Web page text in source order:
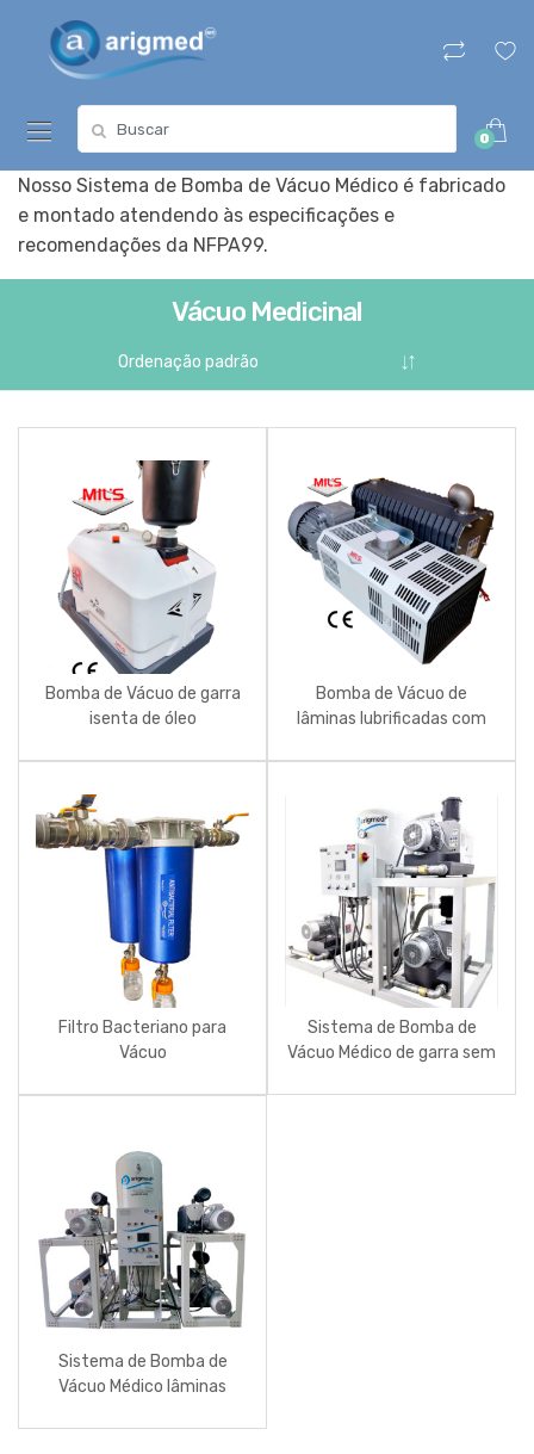
navigation
content
for:
0
Nosso Sistema de Bomba de Vácuo Médico é fabricado
e montado atendendo às especificações e
recomendações da NFPA99.
Vácuo Medicinal
Bomba de Vácuo de garra
isenta de óleo
Bomba de Vácuo de
lâminas lubrificadas com
Filtro Bacteriano para
Vácuo
Sistema de Bomba de
Vácuo Médico de garra sem
Sistema de Bomba de
Vácuo Médico lâminas